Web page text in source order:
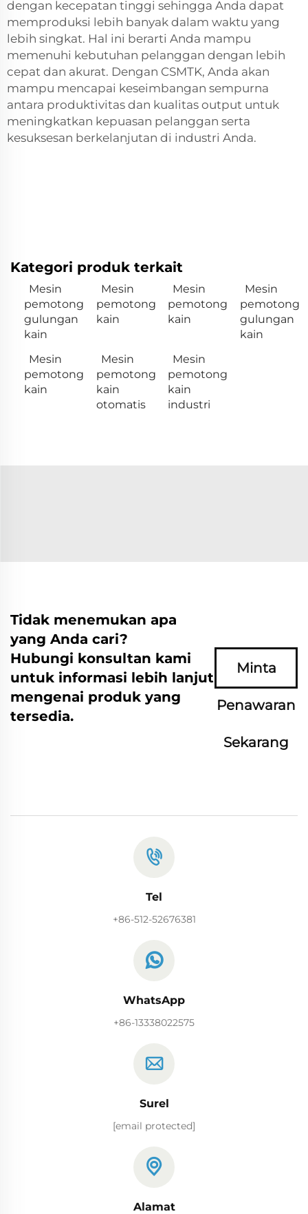
dengan kecepatan tinggi sehingga Anda dapat
memproduksi lebih banyak dalam waktu yang
lebih singkat. Hal ini berarti Anda mampu
memenuhi kebutuhan pelanggan dengan lebih
cepat dan akurat. Dengan CSMTK, Anda akan
mampu mencapai keseimbangan sempurna
antara produktivitas dan kualitas output untuk
meningkatkan kepuasan pelanggan serta
kesuksesan berkelanjutan di industri Anda.
Kategori produk terkait
Mesin
pemotong
gulungan
kain
Mesin
pemotong
kain
Mesin
pemotong
kain
Mesin
pemotong
gulungan
kain
Mesin
pemotong
kain
Mesin
pemotong
kain
otomatis
Mesin
pemotong
kain
industri
Tidak menemukan apa
yang Anda cari?
Hubungi konsultan kami
untuk informasi lebih lanjut
mengenai produk yang
tersedia.
Minta
Penawaran
Sekarang
Tel
+86-512-52676381
WhatsApp
+86-13338022575
Surel
[email protected]
Alamat